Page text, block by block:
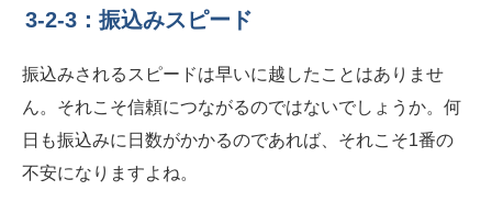
3-2-3：振込みスピード
振込みされるスピードは早いに越したことはありませ
ん。それこそ信頼につながるのではないでしょうか。何
日も振込みに日数がかかるのであれば、それこそ1番の
不安になりますよね。